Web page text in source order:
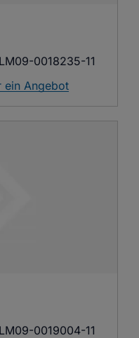
0018235-11
ein Angebot
0019004-11